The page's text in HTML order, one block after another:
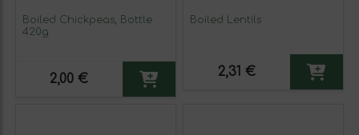
Boiled Chickpeas, Bottle
420g
2,00 €
Boiled Lentils
2,31 €